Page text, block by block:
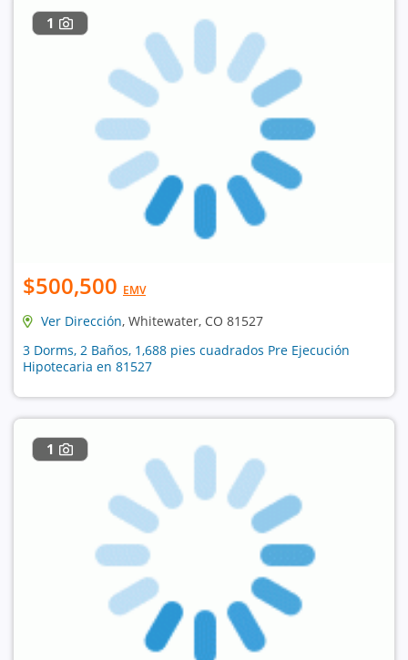
1
$500,500 EMV
Ver Dirección, Whitewater, CO 81527
3 Dorms, 2 Baños, 1,688 pies cuadrados Pre Ejecución
Hipotecaria en 81527
1